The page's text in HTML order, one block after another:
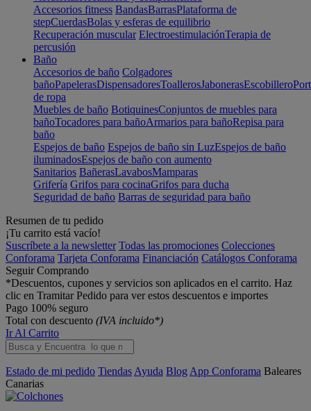
Accesorios fitness BandasBarrasPlataforma de
stepCuerdasBolas y esferas de equilibrio
Recuperación muscular ElectroestimulaciónTerapia de
percusión
Baño
Accesorios de baño Colgadores
bañoPapelerasDispensadoresToallerosJabonerasEscobillero
de ropa
Muebles de baño BotiquinesConjuntos de muebles para
bañoTocadores para bañoArmarios para bañoRepisa para
baño
Espejos de baño Espejos de baño sin LuzEspejos de baño
iluminadosEspejos de baño con aumento
Sanitarios BañerasLavabosMamparas
Grifería Grifos para cocinaGrifos para ducha
Seguridad de baño Barras de seguridad para baño
Resumen de tu pedido
¡Tu carrito está vacío!
Suscríbete a la newsletter Todas las promociones Colecciones
Conforama Tarjeta Conforama Financiación Catálogos Conforama
Seguir Comprando
*Descuentos, cupones y servicios son aplicados en el carrito. Haz
clic en Tramitar Pedido para ver estos descuentos e importes
Pago 100% seguro
Total con descuento (IVA incluido*)
Ir Al Carrito
Estado de mi pedido Tiendas Ayuda Blog App Conforama Baleares
Canarias